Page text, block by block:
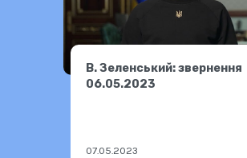
В. Зеленський: звернення
06.05.2023
07.05.2023